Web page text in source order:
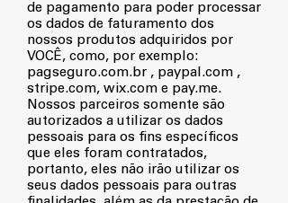
de pagamento para poder processar
os dados de faturamento dos
nossos produtos adquiridos por
VOCÊ, como, por exemplo:
pagseguro.com.br , paypal.com ,
stripe.com, wix.com e pay.me.
Nossos parceiros somente são
autorizados a utilizar os dados
pessoais para os fins específicos
que eles foram contratados,
portanto, eles não irão utilizar os
seus dados pessoais para outras